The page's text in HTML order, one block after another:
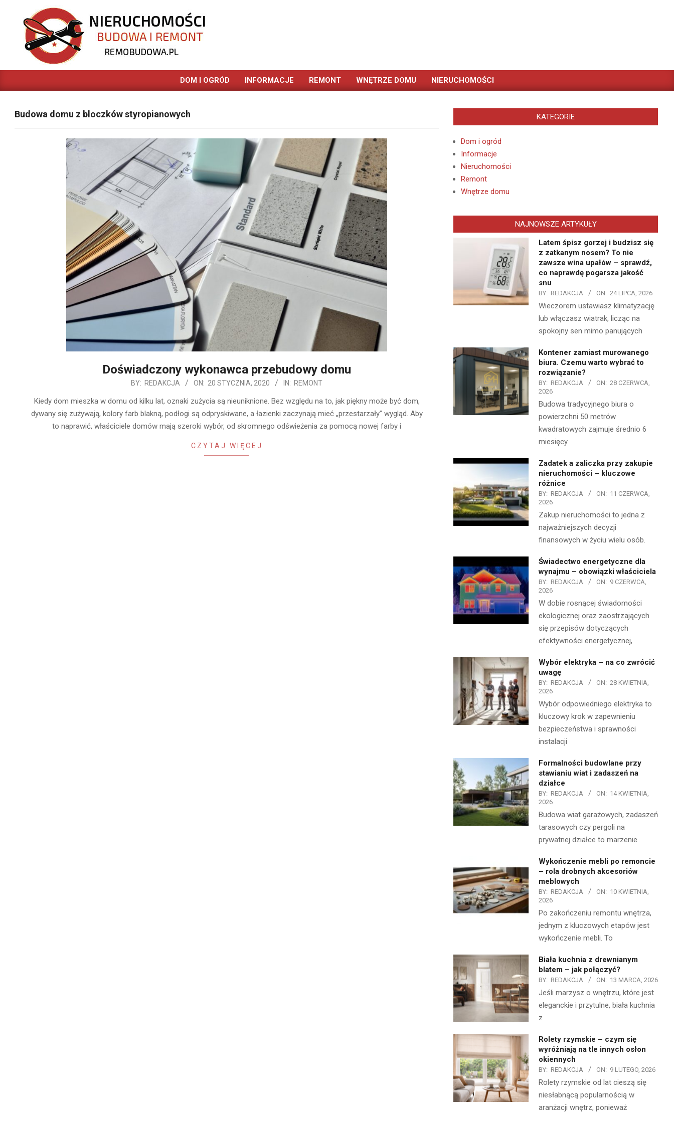
content
REMOBUDOWA.PL
Primary
DOM I OGRÓD INFORMACJE REMONT WNĘTRZE DOMU NIERUCHOMOŚCI
Budowa domu z bloczków styropianowych
Doświadczony wykonawca przebudowy domu
BY: REDAKCJA ON: 20 STYCZNIA, 2020 IN: REMONT
Kiedy dom mieszka w domu od kilku lat, oznaki zużycia są nieuniknione. Bez względu na to, jak piękny może być dom,
dywany się zużywają, kolory farb blakną, podłogi są odpryskiwane, a łazienki zaczynają mieć „przestarzały” wygląd. Aby
to naprawić, właściciele domów mają szeroki wybór, od skromnego odświeżenia za pomocą nowej farby i
CZYTAJ WIĘCEJ
KATEGORIE
Dom i ogród
Informacje
Nieruchomości
Remont
Wnętrze domu
NAJNOWSZE ARTYKUŁY
Latem śpisz gorzej i budzisz się
z zatkanym nosem? To nie
zawsze wina upałów – sprawdź,
co naprawdę pogarsza jakość
snu
BY: REDAKCJA ON: 24 LIPCA, 2026
Wieczorem ustawiasz klimatyzację
lub włączasz wiatrak, licząc na
spokojny sen mimo panujących
Kontener zamiast murowanego
biura. Czemu warto wybrać to
rozwiązanie?
BY: REDAKCJA ON: 28 CZERWCA,
2026
Budowa tradycyjnego biura o
powierzchni 50 metrów
kwadratowych zajmuje średnio 6
miesięcy
Zadatek a zaliczka przy zakupie
nieruchomości – kluczowe
różnice
BY: REDAKCJA ON: 11 CZERWCA,
2026
Zakup nieruchomości to jedna z
najważniejszych decyzji
finansowych w życiu wielu osób.
Świadectwo energetyczne dla
wynajmu – obowiązki właściciela
BY: REDAKCJA ON: 9 CZERWCA,
2026
W dobie rosnącej świadomości
ekologicznej oraz zaostrzających
się przepisów dotyczących
efektywności energetycznej,
Wybór elektryka – na co zwrócić
uwagę
BY: REDAKCJA ON: 28 KWIETNIA,
2026
Wybór odpowiedniego elektryka to
kluczowy krok w zapewnieniu
bezpieczeństwa i sprawności
instalacji
Formalności budowlane przy
stawianiu wiat i zadaszeń na
działce
BY: REDAKCJA ON: 14 KWIETNIA,
2026
Budowa wiat garażowych, zadaszeń
tarasowych czy pergoli na
prywatnej działce to marzenie
Wykończenie mebli po remoncie
– rola drobnych akcesoriów
meblowych
BY: REDAKCJA ON: 10 KWIETNIA,
2026
Po zakończeniu remontu wnętrza,
jednym z kluczowych etapów jest
wykończenie mebli. To
Biała kuchnia z drewnianym
blatem – jak połączyć?
BY: REDAKCJA ON: 13 MARCA, 2026
Jeśli marzysz o wnętrzu, które jest
eleganckie i przytulne, biała kuchnia
z
Rolety rzymskie – czym się
wyróżniają na tle innych osłon
okiennych
BY: REDAKCJA ON: 9 LUTEGO, 2026
Rolety rzymskie od lat cieszą się
niesłabnącą popularnością w
aranżacji wnętrz, ponieważ